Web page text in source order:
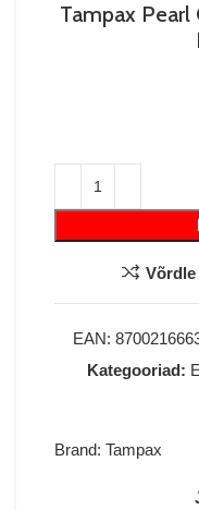
Tampax Pearl
Võrdle
EAN:
Kategooriad:
Brand: Tampax